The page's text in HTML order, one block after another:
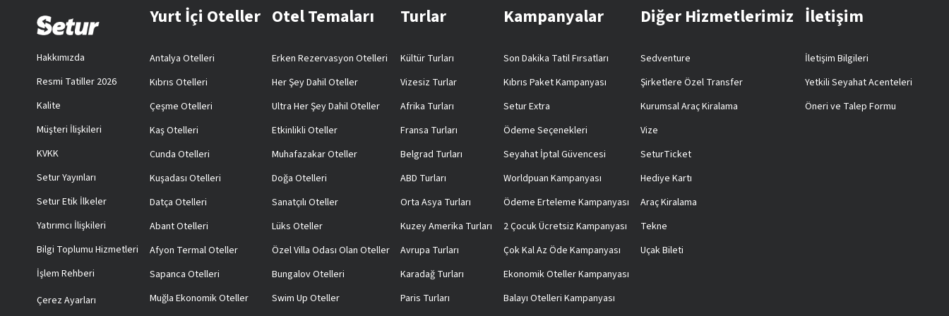
Hakkımızda
Resmi Tatiller 2026
Kalite
Müşteri İlişkileri
KVKK
Setur Yayınları
Setur Etik İlkeler
Yatırımcı İlişkileri
Bilgi Toplumu Hizmetleri
İşlem Rehberi
Çerez Ayarları
Yurt İçi Oteller
Antalya Otelleri
Kıbrıs Otelleri
Çeşme Otelleri
Kaş Otelleri
Cunda Otelleri
Kuşadası Otelleri
Datça Otelleri
Abant Otelleri
Afyon Termal Oteller
Sapanca Otelleri
Muğla Ekonomik Oteller
Otel Temaları
Erken Rezervasyon Otelleri
Her Şey Dahil Oteller
Ultra Her Şey Dahil Oteller
Etkinlikli Oteller
Muhafazakar Oteller
Doğa Otelleri
Sanatçılı Oteller
Lüks Oteller
Özel Villa Odası Olan Oteller
Bungalov Otelleri
Swim Up Oteller
Turlar
Kültür Turları
Vizesiz Turlar
Afrika Turları
Fransa Turları
Belgrad Turları
ABD Turları
Orta Asya Turları
Kuzey Amerika Turları
Avrupa Turları
Karadağ Turları
Paris Turları
Kampanyalar
Son Dakika Tatil Fırsatları
Kıbrıs Paket Kampanyası
Setur Extra
Ödeme Seçenekleri
Seyahat İptal Güvencesi
Worldpuan Kampanyası
Ödeme Erteleme Kampanyası
2 Çocuk Ücretsiz Kampanyası
Çok Kal Az Öde Kampanyası
Ekonomik Oteller Kampanyası
Balayı Otelleri Kampanyası
Diğer Hizmetlerimiz
Sedventure
Şirketlere Özel Transfer
Kurumsal Araç Kiralama
Vize
SeturTicket
Hediye Kartı
Araç Kiralama
Tekne
Uçak Bileti
İletişim
İletişim Bilgileri
Yetkili Seyahat Acenteleri
Öneri ve Talep Formu